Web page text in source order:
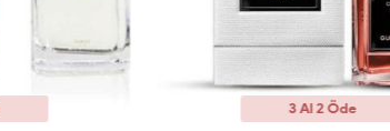
3 Al 2 Öde